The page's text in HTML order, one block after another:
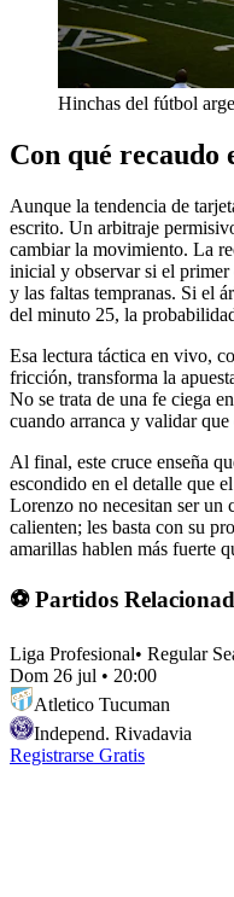
Hinchas del fútbol
Con qué recaudo
Aunque la tendencia de
escrito. Un arbitraje
cambiar la movimiento. La
inicial y observar si el
y las faltas tempranas. Si el
del minuto 25, la
Esa lectura táctica en vivo,
fricción, transforma la
No se trata de una fe ciega
cuando arranca y validar
Al final, este cruce enseña
escondido en el detalle que
Lorenzo no necesitan ser un
calienten; les basta con su
amarillas hablen más fuerte
⚽ Partidos
Liga Profesional• Regular
Dom 26 jul • 20:00
Atletico Tucuman
Independ. Rivadavia
Registrarse Gratis